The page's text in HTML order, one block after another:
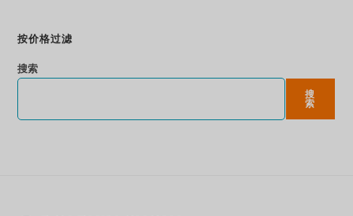
按价格过滤
搜索
搜
索